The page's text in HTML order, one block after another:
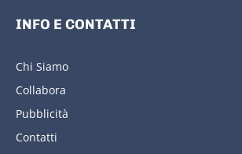
INFO E CONTATTI
Chi Siamo
Collabora
Pubblicità
Contatti